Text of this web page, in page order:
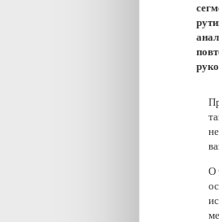
О